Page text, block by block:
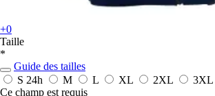
+0
Taille
*
Guide des tailles
S 24h M L XL 2XL
3XL
Ce champ est requis